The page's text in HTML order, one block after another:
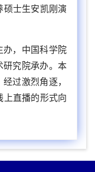
硕士生安凯刚演
，中国科学院
研究院承办。本
过激烈角逐，
上直播的形式向